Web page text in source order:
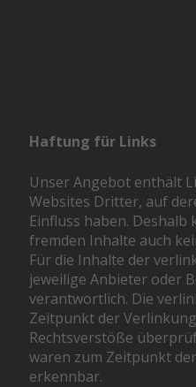
Haftung für Links
Unser Angebot enthält
Websites Dritter, auf
Einfluss haben.
fremden Inhalte auch
Für die Inhalte der
jeweilige Anbieter oder
verantwortlich. Die
Zeitpunkt der
Rechtsverstöße
waren zum Zeitpunkt
erkennbar.